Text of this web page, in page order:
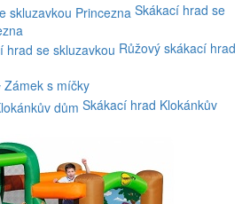
Skákací hrad se
Růžový skákací hrad
Zámek s míčky
Skákací hrad Klokánkův